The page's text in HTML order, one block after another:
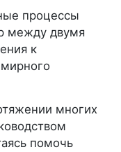
процессы
между двумя
к
многих
помочь